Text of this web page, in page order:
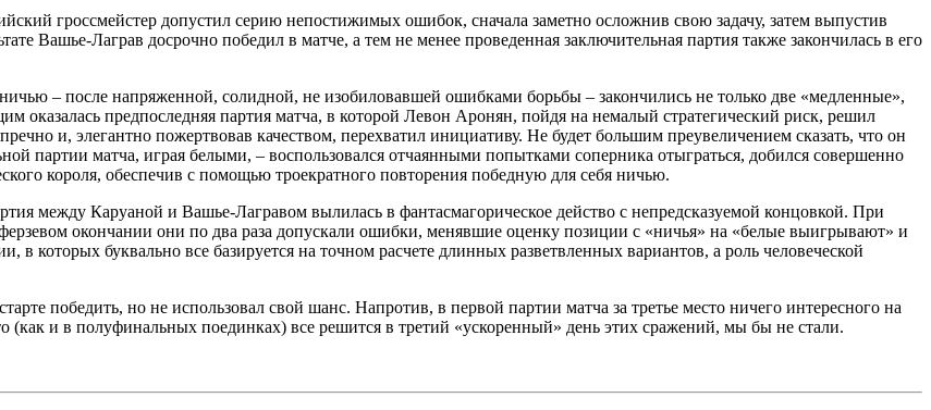
гроссмейстер допустил серию непостижимых ошибок, сначала заметно осложнив свою задачу, затем выпустив
Вашье-Лаграв досрочно победил в матче, а тем не менее проведенная заключительная партия также закончилась в его
– после напряженной, солидной, не изобиловавшей ошибками борьбы – закончились не только две «медленные»,
оказалась предпоследняя партия матча, в которой Левон Аронян, пойдя на немалый стратегический риск, решил
и, элегантно пожертвовав качеством, перехватил инициативу. Не будет большим преувеличением сказать, что он
партии матча, играя белыми, – воспользовался отчаянными попытками соперника отыграться, добился совершенно
короля, обеспечив с помощью троекратного повторения победную для себя ничью.
между Каруаной и Вашье-Лагравом вылилась в фантасмагорическое действо с непредсказуемой концовкой. При
окончании они по два раза допускали ошибки, менявшие оценку позиции с «ничья» на «белые выигрывают» и
в которых буквально все базируется на точном расчете длинных разветвленных вариантов, а роль человеческой
победить, но не использовал свой шанс. Напротив, в первой партии матча за третье место ничего интересного на
(как и в полуфинальных поединках) все решится в третий «ускоренный» день этих сражений, мы бы не стали.